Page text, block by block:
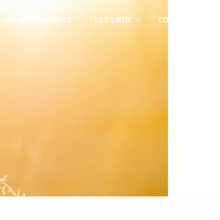
LES INTERVENANTS LES LIEUX CONTACT